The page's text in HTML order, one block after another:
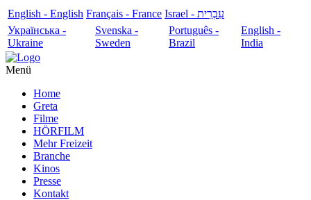
English - English Français - France
עִבְרִית - Israel
Українська -
Ukraine
Svenska -
Sweden
Português -
Brazil
English -
India
Menü
Home
Greta
Filme
HÖRFILM
Mehr Freizeit
Branche
Kinos
Presse
Kontakt